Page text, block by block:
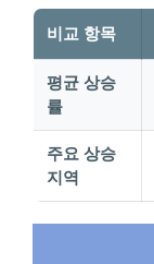
비교 항목
평균 상승
률
주요 상승
지역